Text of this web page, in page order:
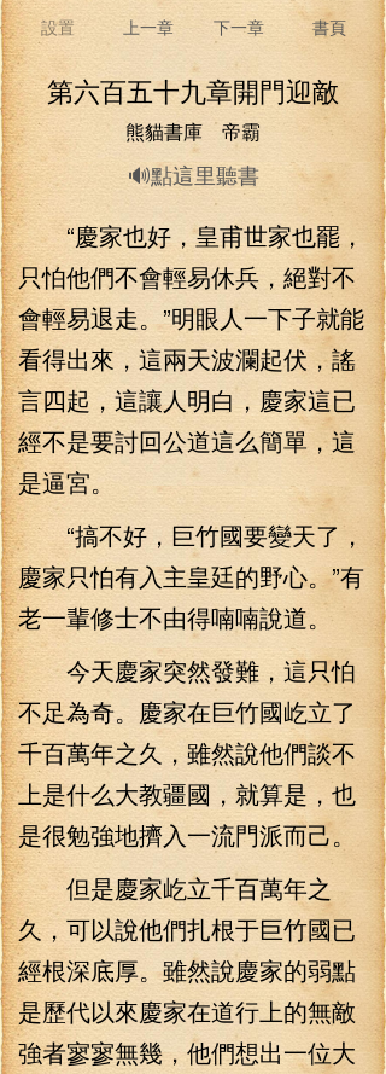
設置 上一章 下一章 書頁
第六百五十九章開門迎敵
熊貓書庫 帝霸
🔊點這里聽書
“慶家也好，皇甫世家也罷，
只怕他們不會輕易休兵，絕對不
會輕易退走。”明眼人一下子就能
看得出來，這兩天波瀾起伏，謠
言四起，這讓人明白，慶家這已
經不是要討回公道這么簡單，這
是逼宮。
“搞不好，巨竹國要變天了，
慶家只怕有入主皇廷的野心。”有
老一輩修士不由得喃喃說道。
今天慶家突然發難，這只怕
不足為奇。慶家在巨竹國屹立了
千百萬年之久，雖然說他們談不
上是什么大教疆國，就算是，也
是很勉強地擠入一流門派而己。
但是慶家屹立千百萬年之
久，可以說他們扎根于巨竹國已
經根深底厚。雖然說慶家的弱點
是歷代以來慶家在道行上的無敵
強者寥寥無幾，他們想出一位大